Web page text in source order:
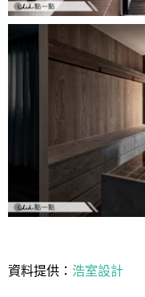
資料提供： 浩室設計